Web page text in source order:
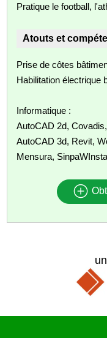
Pratique le football,
Atouts et
Prise de côtes
Habilitation électrique
Informatique :
AutoCAD 2d,
AutoCAD 3d, Revit,
Mensura,